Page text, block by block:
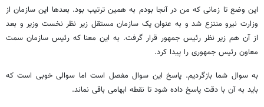
این وضع تا زمانی که من در آنجا بودم به همین ترتیب بود. بعدها این سازمان از
وزارت نیرو منتزع شد و به عنوان یک سازمان مستقل زیر نظر نخست وزیر و بعد
از آن هم زیر نظر رئیس جمهور قرار گرفت. به این معنا که رئیس سازمان سمت
معاون رئیس جمهوری را پیدا کرد.
به سوال شما بازگردیم. پاسخ این سوال مفصل است اما سوالی خوبی است که
باید به آن با دقت پاسخ داده شود تا نقطه ابهامی باقی نماند.